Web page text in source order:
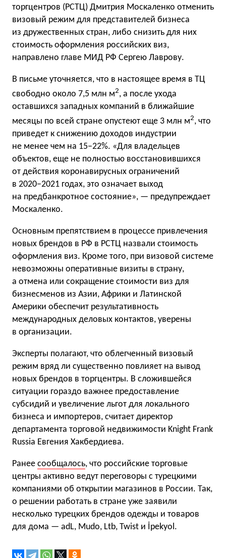
торгцентров (РСТЦ) Дмитрия Москаленко отменить
визовый режим для представителей бизнеса
из дружественных стран, либо снизить для них
стоимость оформления российских виз,
направлено главе МИД РФ Сергею Лаврову.
В письме уточняется, что в настоящее время в ТЦ
свободно около 7,5 млн м2, а после ухода
оставшихся западных компаний в ближайшие
месяцы по всей стране опустеют еще 3 млн м2, что
приведет к снижению доходов индустрии
не менее чем на 15−22%. «Для владельцев
объектов, еще не полностью восстановившихся
от действия коронавирусных ограничений
в 2020−2021 годах, это означает выход
на предбанкротное состояние», — предупреждает
Москаленко.
Основным препятствием в процессе привлечения
новых брендов в РФ в РСТЦ назвали стоимость
оформления виз. Кроме того, при визовой системе
невозможны оперативные визиты в страну,
а отмена или сокращение стоимости виз для
бизнесменов из Азии, Африки и Латинской
Америки обеспечит результативность
международных деловых контактов, уверены
в организации.
Эксперты полагают, что облегченный визовый
режим вряд ли существенно повлияет на вывод
новых брендов в торгцентры. В сложившейся
ситуации гораздо важнее предоставление
субсидий и увеличение льгот для локального
бизнеса и импортеров, считает директор
департамента торговой недвижимости Knight Frank
Russia Евгения Хакбердиева.
Ранее сообщалось, что российские торговые
центры активно ведут переговоры с турецкими
компаниями об открытии магазинов в России. Так,
о решении работать в стране уже заявили
несколько турецких брендов одежды и товаров
для дома — adL, Mudo, Ltb, Twist и İpekyol.